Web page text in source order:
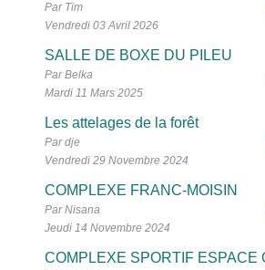
Par Tim
Vendredi 03 Avril 2026
SALLE DE BOXE DU PILEU
Par Belka
Mardi 11 Mars 2025
Les attelages de la forêt
Par dje
Vendredi 29 Novembre 2024
COMPLEXE FRANC-MOISIN
Par Nisana
Jeudi 14 Novembre 2024
COMPLEXE SPORTIF ESPACE